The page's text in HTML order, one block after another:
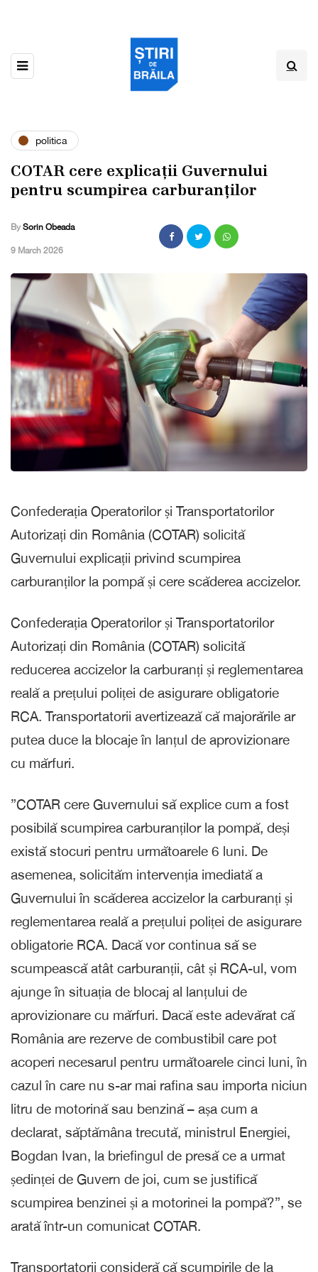
politica
COTAR cere explicații Guvernului
pentru scumpirea carburanților
By Sorin Obeada
,9 March 2026
Confederația Operatorilor și Transportatorilor
Autorizați din România (COTAR) solicită
Guvernului explicații privind scumpirea
carburanților la pompă și cere scăderea accizelor.
Confederația Operatorilor și Transportatorilor
Autorizați din România (COTAR) solicită
reducerea accizelor la carburanți și reglementarea
reală a prețului poliței de asigurare obligatorie
RCA. Transportatorii avertizează că majorările ar
putea duce la blocaje în lanțul de aprovizionare
cu mărfuri.
”COTAR cere Guvernului să explice cum a fost
posibilă scumpirea carburanților la pompă, deși
există stocuri pentru următoarele 6 luni. De
asemenea, solicităm intervenția imediată a
Guvernului în scăderea accizelor la carburanți și
reglementarea reală a prețului poliței de asigurare
obligatorie RCA. Dacă vor continua să se
scumpească atât carburanții, cât și RCA-ul, vom
ajunge în situația de blocaj al lanțului de
aprovizionare cu mărfuri. Dacă este adevărat că
România are rezerve de combustibil care pot
acoperi necesarul pentru următoarele cinci luni, în
cazul în care nu s-ar mai rafina sau importa niciun
litru de motorină sau benzină – așa cum a
declarat, săptămâna trecută, ministrul Energiei,
Bogdan Ivan, la briefingul de presă ce a urmat
ședinței de Guvern de joi, cum se justifică
scumpirea benzinei și a motorinei la pompă?”, se
arată într-un comunicat COTAR.
Transportatorii consideră că scumpirile de la